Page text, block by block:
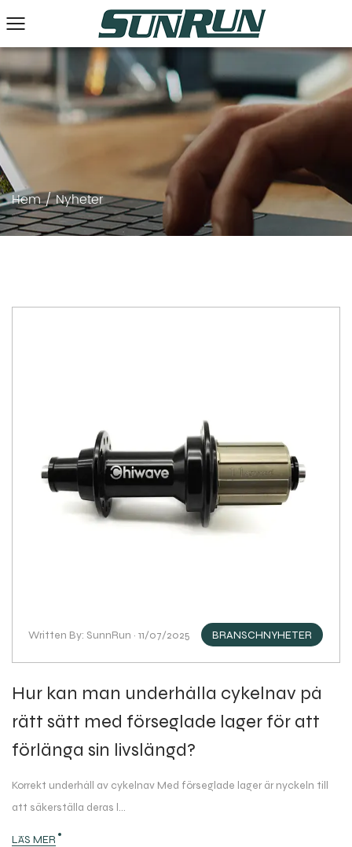
Hem/Nyheter
Written By: SunnRun · 11/07/2025 BRANSCHNYHETER
Hur kan man underhålla cykelnav på
rätt sätt med förseglade lager för att
förlänga sin livslängd?
Korrekt underhåll av cykelnav Med förseglade lager är nyckeln till
att säkerställa deras l...
LÄS MER